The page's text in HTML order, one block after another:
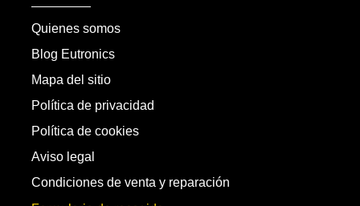
Quienes somos
Blog Eutronics
Mapa del sitio
Política de privacidad
Política de cookies
Aviso legal
Condiciones de venta y reparación